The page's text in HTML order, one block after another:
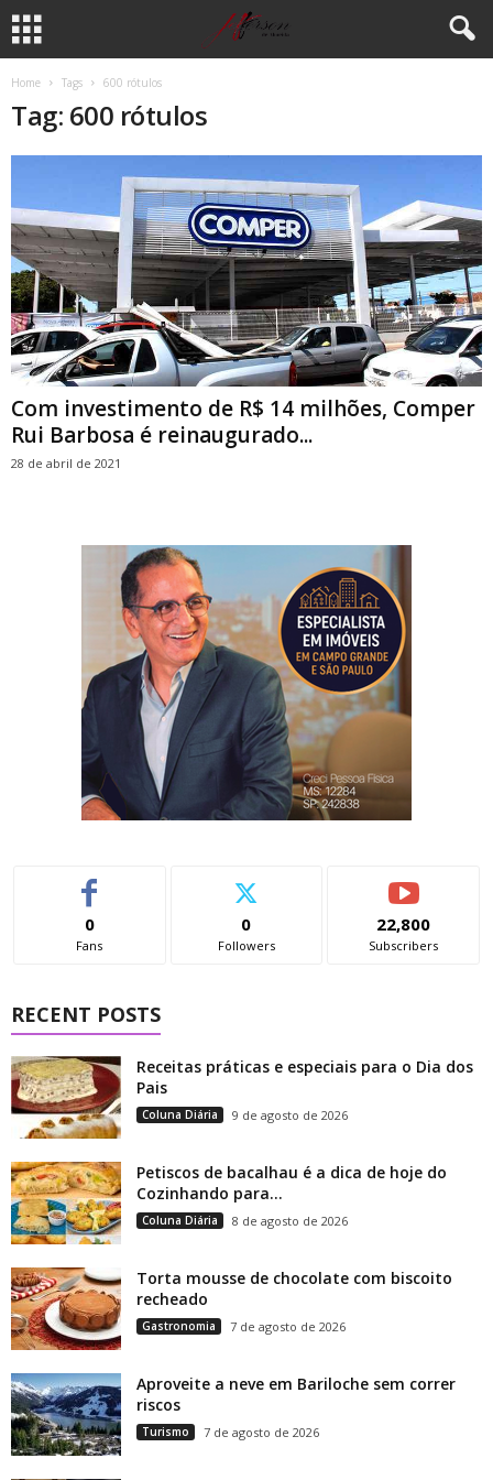
Home Tags 600 rótulos
Tag: 600 rótulos
Com investimento de R$ 14 milhões, Comper
Rui Barbosa é reinaugurado...
28 de abril de 2021
0
Fans
0
Followers
22,800
Subscribers
RECENT POSTS
Receitas práticas e especiais para o Dia dos
Pais
Coluna Diária 9 de agosto de 2026
Petiscos de bacalhau é a dica de hoje do
Cozinhando para...
Coluna Diária 8 de agosto de 2026
Torta mousse de chocolate com biscoito
recheado
Gastronomia 7 de agosto de 2026
Aproveite a neve em Bariloche sem correr
riscos
Turismo 7 de agosto de 2026